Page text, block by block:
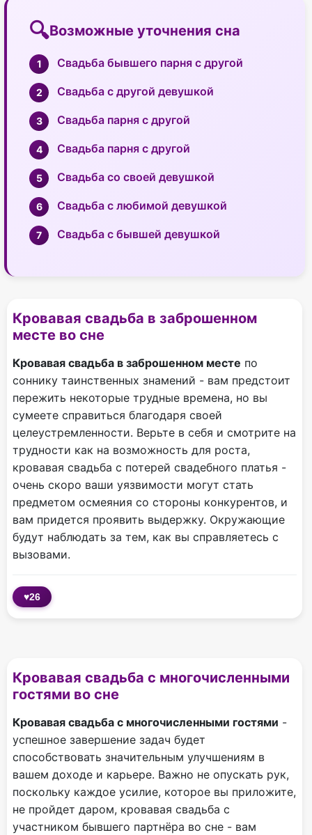
Возможные уточнения сна
Свадьба бывшего парня с другой
Свадьба с другой девушкой
Свадьба парня с другой
Свадьба парня с другой
Свадьба со своей девушкой
Свадьба с любимой девушкой
Свадьба с бывшей девушкой
Кровавая свадьба в заброшенном
месте во сне
Кровавая свадьба в заброшенном месте по
соннику таинственных знамений - вам предстоит
пережить некоторые трудные времена, но вы
сумеете справиться благодаря своей
целеустремленности. Верьте в себя и смотрите на
трудности как на возможность для роста,
кровавая свадьба с потерей свадебного платья -
очень скоро ваши уязвимости могут стать
предметом осмеяния со стороны конкурентов, и
вам придется проявить выдержку. Окружающие
будут наблюдать за тем, как вы справляетесь с
вызовами.
♥26
Кровавая свадьба с многочисленными
гостями во сне
Кровавая свадьба с многочисленными гостями -
успешное завершение задач будет
способствовать значительным улучшениям в
вашем доходе и карьере. Важно не опускать рук,
поскольку каждое усилие, которое вы приложите,
не пройдет даром, кровавая свадьба с
участником бывшего партнёра во сне - вам